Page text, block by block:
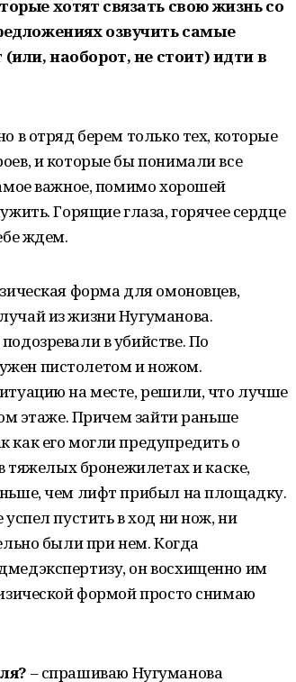
хотят связать свою жизнь со
озвучить самые
наоборот, не стоит) идти в
в отряд берем только тех, которые
и которые бы понимали все
важное, помимо хорошей
Горящие глаза, горячее сердце
ждем.
форма для омоновцев,
из жизни Нугуманова.
в убийстве. По
пистолетом и ножом.
на месте, решили, что лучше
этаже. Причем зайти раньше
его могли предупредить о
тяжелых бронежилетах и каске,
чем лифт прибыл на площадку.
пустить в ход ни нож, ни
были при нем. Когда
он восхищенно им
формой просто снимаю
– спрашиваю Нугуманова